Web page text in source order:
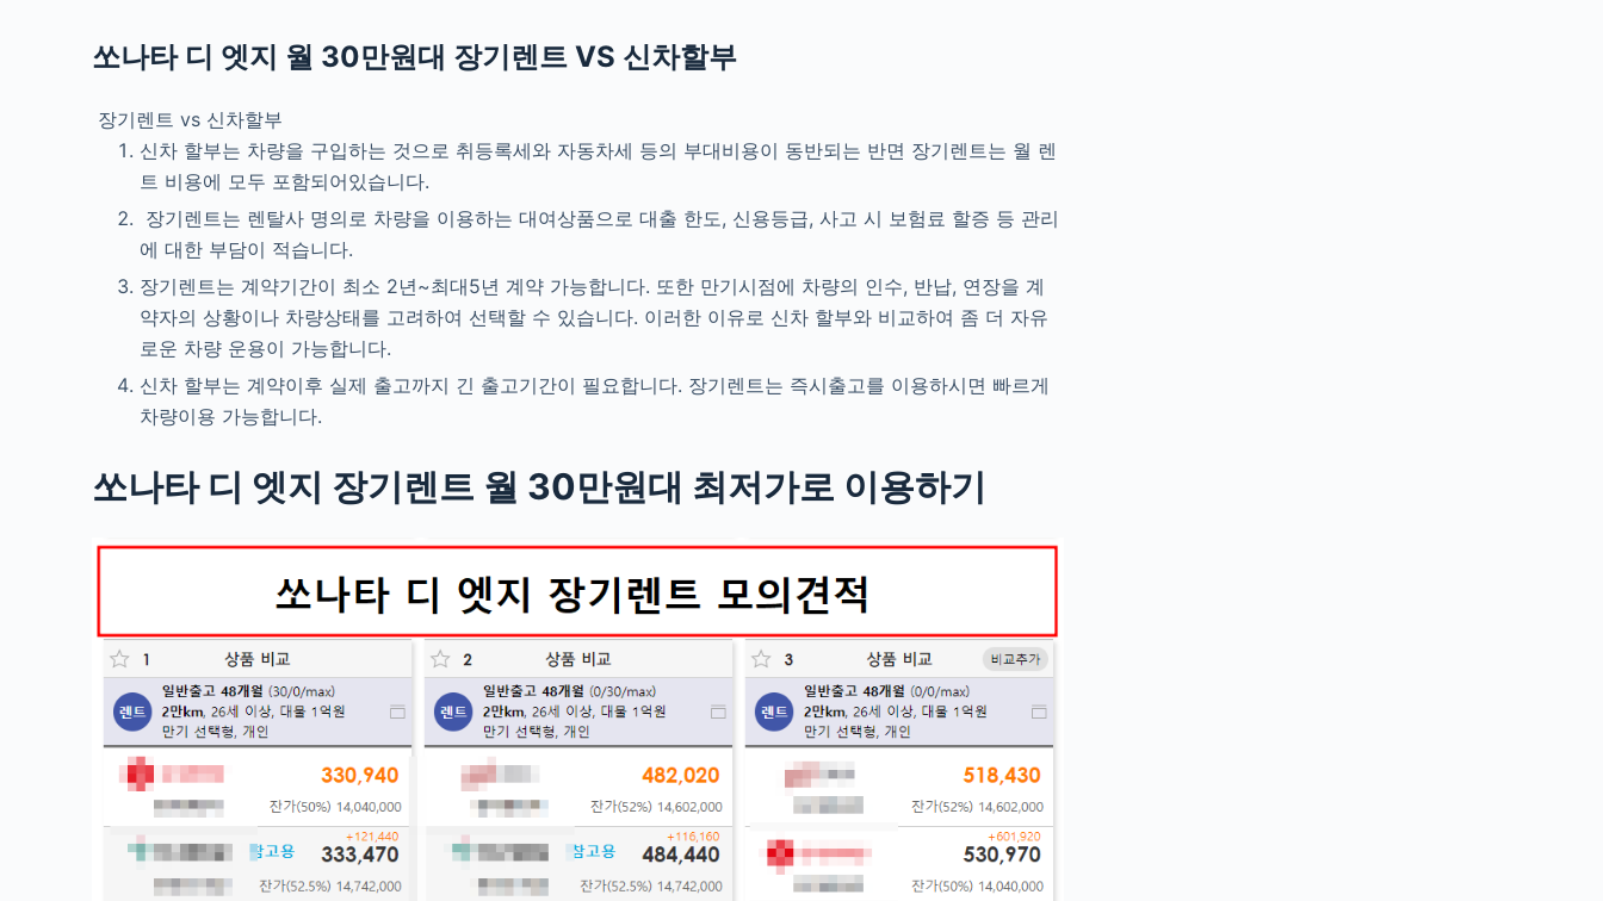
쏘나타 디 엣지 월 30만원대 장기렌트 VS 신차할부
장기렌트 vs 신차할부
신차 할부는 차량을 구입하는 것으로 취등록세와 자동차세 등의 부대비용이 동반되는 반면 장기렌트는 월 렌
트 비용에 모두 포함되어있습니다.
장기렌트는 렌탈사 명의로 차량을 이용하는 대여상품으로 대출 한도, 신용등급, 사고 시 보험료 할증 등 관리
에 대한 부담이 적습니다.
장기렌트는 계약기간이 최소 2년~최대5년 계약 가능합니다. 또한 만기시점에 차량의 인수, 반납, 연장을 계
약자의 상황이나 차량상태를 고려하여 선택할 수 있습니다. 이러한 이유로 신차 할부와 비교하여 좀 더 자유
로운 차량 운용이 가능합니다.
신차 할부는 계약이후 실제 출고까지 긴 출고기간이 필요합니다. 장기렌트는 즉시출고를 이용하시면 빠르게
차량이용 가능합니다.
쏘나타 디 엣지 장기렌트 월 30만원대 최저가로 이용하기